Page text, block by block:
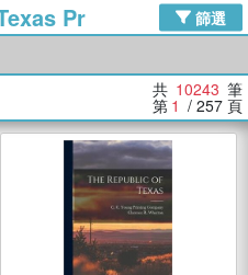
東野圭吾 高希均教授回憶錄
Odyssey 、 父親節 、 如果歷
灣漫遊錄、 方念華 、 台灣的李
代
數學女孩：黎曼猜想 、
迷走神經
Pr
篩選
共 10243 筆
第 1 / 257 頁